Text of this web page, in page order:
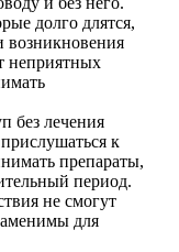
долго длятся,
возникновения
неприятных
без лечения
к
препараты,
период.
не смогут
для